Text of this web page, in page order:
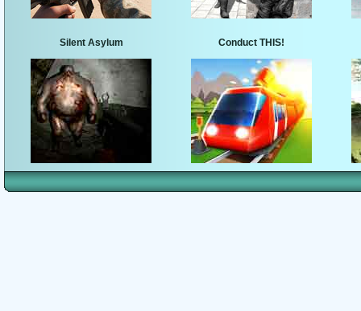
Silent Asylum Conduct THIS!